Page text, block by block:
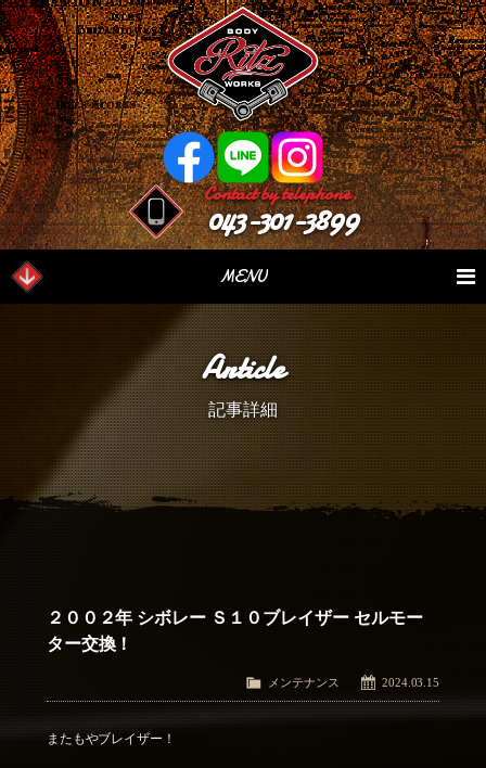
Contact by telephone.
043-301-3899
MENU
Our Serivce
業務内容 Stock List
在庫車情報
Parts Sales
パーツ情報 Case Study
作業日誌
Blog
つぶやき Factory
会社概要
Article
記事詳細
２００２年 シボレー Ｓ１０ブレイザー セルモー
ター交換！
2024.03.15
メンテナンス
またもやブレイザー！